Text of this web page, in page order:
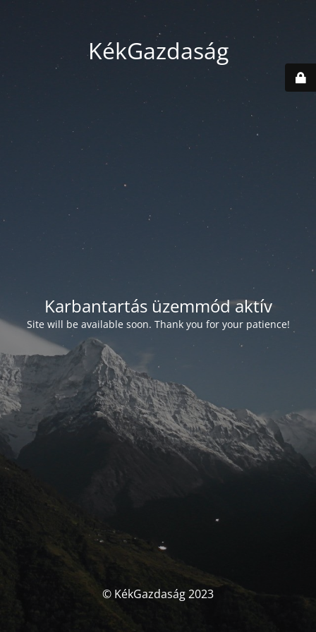
KékGazdaság
Karbantartás üzemmód aktív
Site will be available soon. Thank you for your patience!
© KékGazdaság 2023